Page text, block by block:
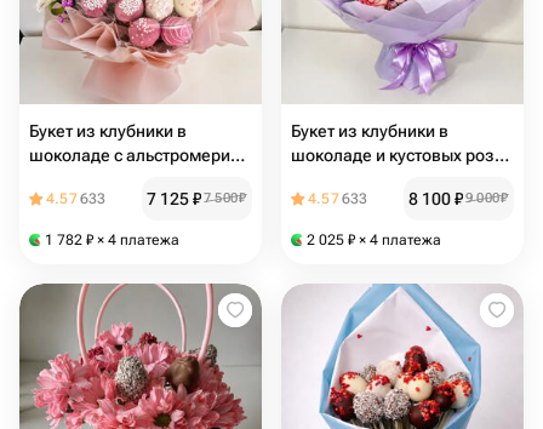
Букет из клубники в
шоколаде с альстромерией
4.57633 7 125₽7 500₽
1 782 ₽ × 4 платежа
Букет из клубники в
шоколаде и кустовых роз
4.57633 8 100₽9 000₽
2 025 ₽ × 4 платежа